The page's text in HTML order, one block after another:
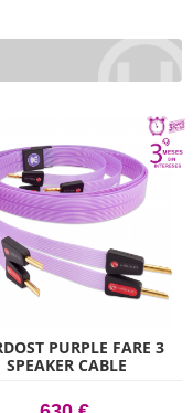
PURPLE FARE 3
SPEAKER CABLE